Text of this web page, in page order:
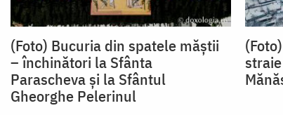
(Foto) Bucuria din spatele măștii
– închinători la Sfânta
Parascheva și la Sfântul
Gheorghe Pelerinul